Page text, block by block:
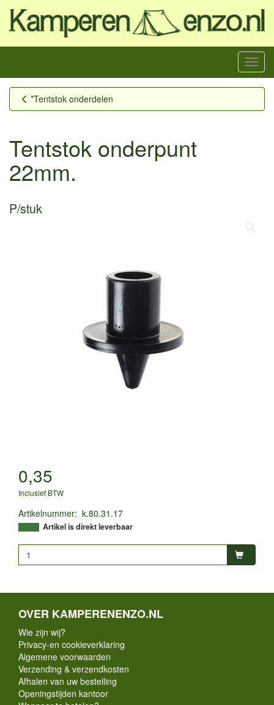
Menu
*Tentstok onderdelen
Tentstok onderpunt
22mm.
P/stuk
0,35
Inclusief BTW
Artikelnummer: k.80.31.17
Artikel is direkt leverbaar
OVER KAMPERENENZO.NL
Wie zijn wij?
Privacy-en cookieverklaring
Algemene voorwaarden
Verzending & verzendkosten
Afhalen van uw bestelling
Openingstijden kantoor